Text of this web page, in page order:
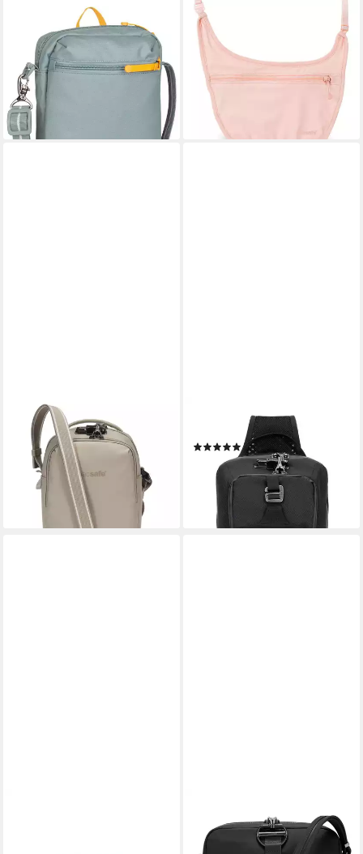
Umhängetasche GO Festival,
Crossbody Bags klein
ab 55,69 €
-20%
lieferbar - in 2-3 Werktagen bei dir
PACSAFE
Umhängetasche Coversafe
25,00 €
-10%
lieferbar - in 2-3 Werktagen bei dir
PACSAFE
Schultertasche Pacsafe V,
Polyester
109,90 €
lieferbar - in 2-3 Werktagen bei dir
Schultertasche Venturesafe
(1)
72,90 € UVP99,90 €
-27%
lieferbar - in 2-3 Werktagen bei dir
Umhängetasche Pacsafe CX,
Nylon